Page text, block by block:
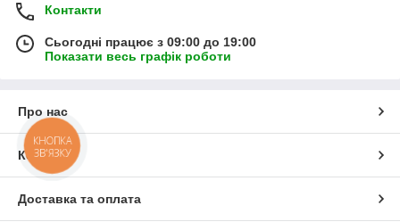
Контакти
Сьогодні працює з 09:00 до 19:00
Показати весь графік роботи
Про нас
Контакти
Доставка та оплата
КНОПКА
ЗВ'ЯЗКУ